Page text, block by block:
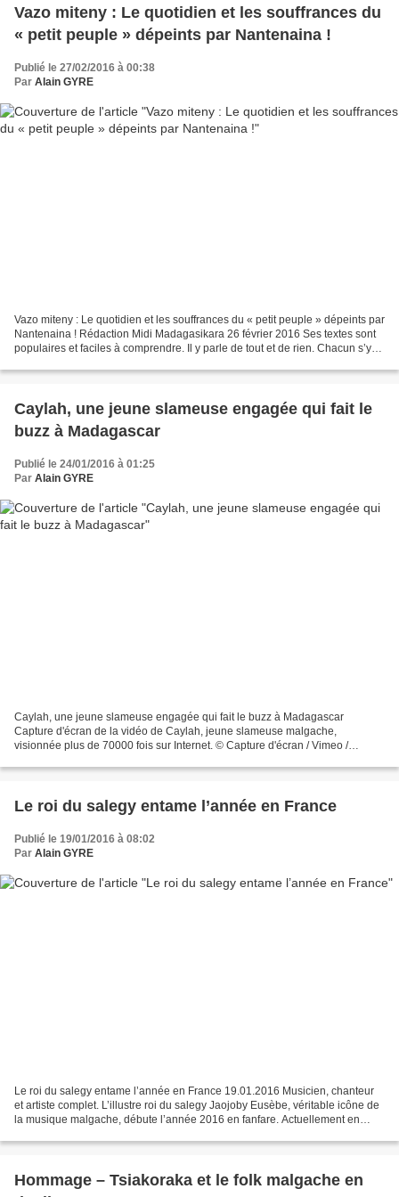
Vazo miteny : Le quotidien et les souffrances du
« petit peuple » dépeints par Nantenaina !
Publié le 27/02/2016 à 00:38
Par Alain GYRE
Vazo miteny : Le quotidien et les souffrances du « petit peuple » dépeints par
Nantenaina ! Rédaction Midi Madagasikara 26 février 2016 Ses textes sont
populaires et faciles à comprendre. Il y parle de tout et de rien. Chacun s’y
Caylah, une jeune slameuse engagée qui fait le
buzz à Madagascar
Publié le 24/01/2016 à 01:25
Par Alain GYRE
Caylah, une jeune slameuse engagée qui fait le buzz à Madagascar
Capture d'écran de la vidéo de Caylah, jeune slameuse malgache,
visionnée plus de 70000 fois sur Internet. © Capture d'écran / Vimeo /
Le roi du salegy entame l’année en France
Publié le 19/01/2016 à 08:02
Par Alain GYRE
Le roi du salegy entame l’année en France 19.01.2016 Musicien, chanteur
et artiste complet. L’illustre roi du salegy Jaojoby Eusèbe, véritable icône de
la musique malgache, débute l’année 2016 en fanfare. Actuellement en
Hommage – Tsiakoraka et le folk malgache en